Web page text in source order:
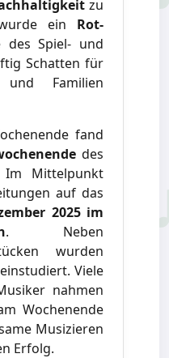
zu
ein Rot-
des Spiel- und
Schatten für
Familien
fand
des
Im Mittelpunkt
auf das
2025 im
. Neben
wurden
Viele
nahmen
Wochenende
Musizieren
Erfolg.